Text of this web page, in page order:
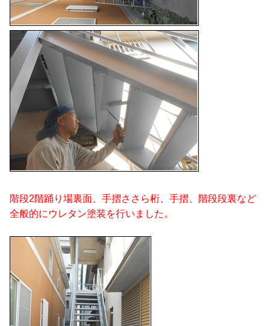
階段2階踊り場裏面、手摺ささら桁、手摺、階段段裏など
全般的にウレタン塗装を行いました。